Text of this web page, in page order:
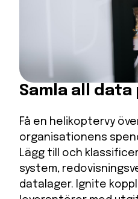
Samla all
Få en helikoptervy
organisationens
Lägg till och
system,
datalager. Ignite